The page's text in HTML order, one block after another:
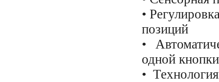
•
позиций
•
одной кнопки
•